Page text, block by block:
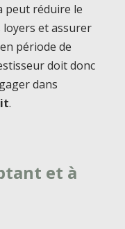
peut réduire le
loyers et assurer
période de
doit donc
dans
.
et à